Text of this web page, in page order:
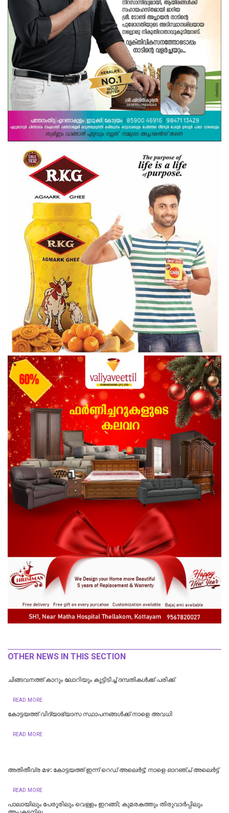
OTHER NEWS IN THIS SECTION
ചിങ്ങവനത്ത് കാറും ലോറിയും കൂട്ടിടിച്ച് ദമ്പതികള്‍ക്ക് പരിക്ക്
READ MORE
കോട്ടയത്ത് വിദ്യാഭ്യാസ സ്ഥാപനങ്ങൾക്ക് നാളെ അവധി
READ MORE
അതിതീവ്ര മഴ: കോട്ടയത്ത് ഇന്ന് റെഡ് അലെർട്ട്; നാളെ ഓറഞ്ച് അലെര്‍ട്ട്
READ MORE
പാലായിലും പേരൂരിലും വെള്ളം ഇറങ്ങി; കുമരകത്തും തിരുവാര്‍പ്പിലും